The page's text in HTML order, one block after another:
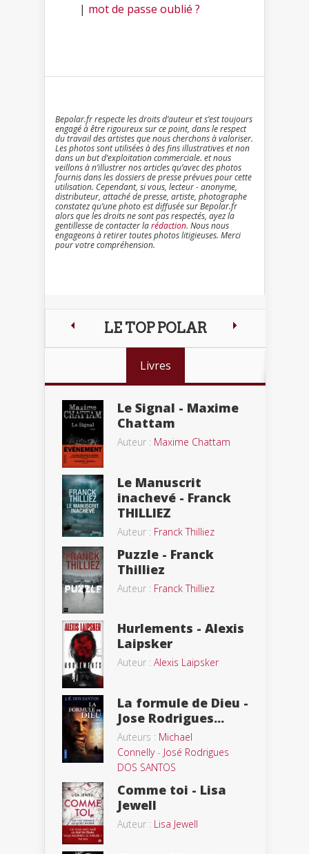
| mot de passe oublié ?
Bepolar.fr respecte les droits d’auteur et s’est toujours
engagé à être rigoureux sur ce point, dans le respect
du travail des artistes que nous cherchons à valoriser.
Les photos sont utilisées à des fins illustratives et non
dans un but d’exploitation commerciale. et nous
veillons à n’illustrer nos articles qu’avec des photos
fournis dans les dossiers de presse prévues pour cette
utilisation. Cependant, si vous, lecteur - anonyme,
distributeur, attaché de presse, artiste, photographe
constatez qu’une photo est diffusée sur Bepolar.fr
alors que les droits ne sont pas respectés, ayez la
gentillesse de contacter larédaction. Nous nous
engageons à retirer toutes photos litigieuses. Merci
pour votre compréhension.
LE TOP POLAR
Livres
Le Signal - Maxime
Chattam
Auteur : Maxime Chattam
Le Manuscrit
inachevé - Franck
THILLIEZ
Auteur : Franck Thilliez
Puzzle - Franck
Thilliez
Auteur : Franck Thilliez
Hurlements - Alexis
Laipsker
Auteur : Alexis Laipsker
La formule de Dieu -
Jose Rodrigues...
Auteurs : Michael
Connelly- José Rodrigues
DOS SANTOS
Comme toi - Lisa
Jewell
Auteur : Lisa Jewell